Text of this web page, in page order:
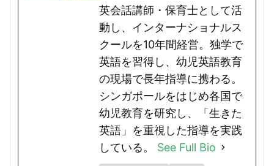
英会話講師・保育士として活
動し、インターナショナルス
クールを10年間経営。独学で
英語を習得し、幼児英語教育
の現場で長年指導に携わる。
シンガポールをはじめ各国で
幼児教育を研究し、「生きた
英語」を重視した指導を実践
している。 See Full Bio